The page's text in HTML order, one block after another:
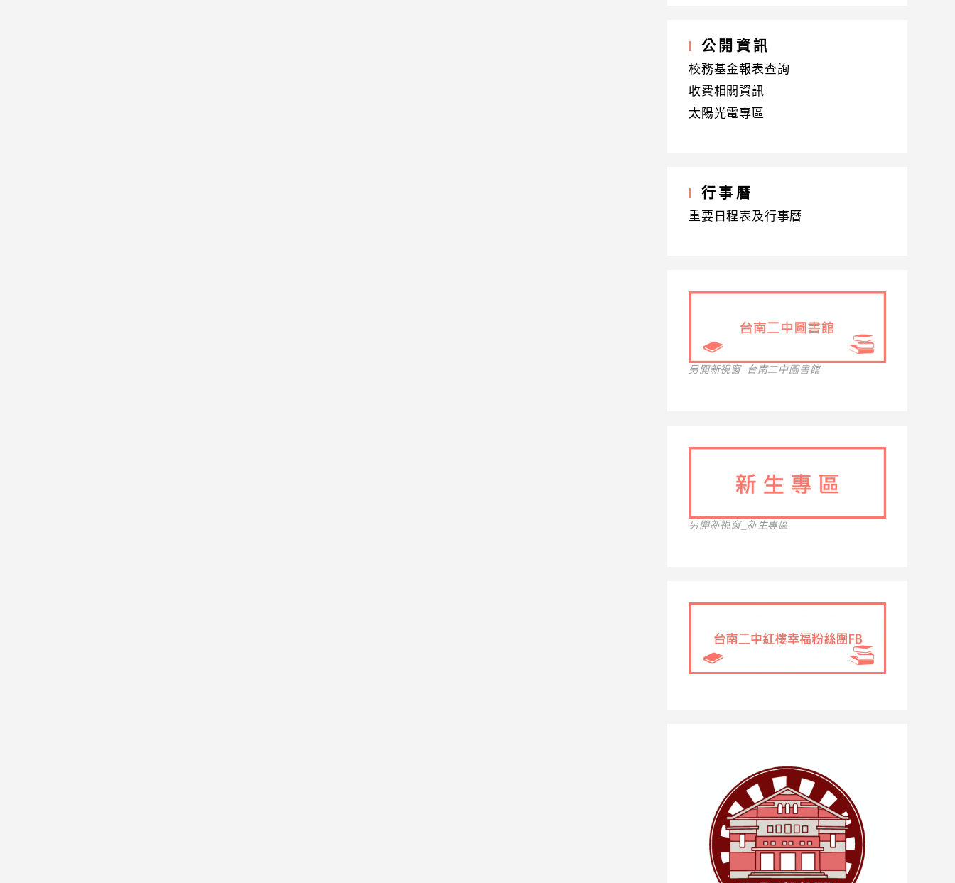
公開資訊
校務基金報表查詢
收費相關資訊
太陽光電專區
行事曆
重要日程表及行事曆
另開新視窗_台南二中圖書館
另開新視窗_新生專區